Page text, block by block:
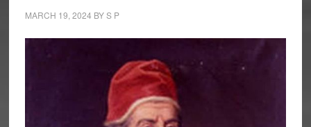
MARCH 19, 2024 BYS P